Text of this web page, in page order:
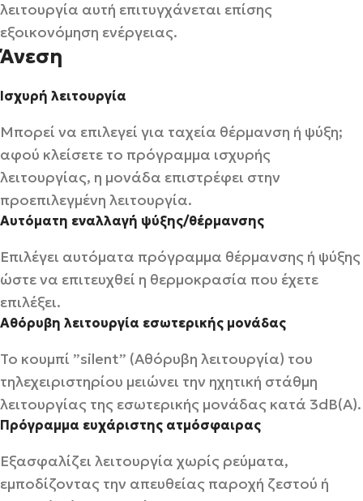
λειτουργία αυτή επιτυγχάνεται επίσης
εξοικονόμηση ενέργειας.
Άνεση
Ισχυρή λειτουργία
Μπορεί να επιλεγεί για ταχεία θέρμανση ή ψύξη;
αφού κλείσετε το πρόγραμμα ισχυρής
λειτουργίας, η μονάδα επιστρέφει στην
προεπιλεγμένη λειτουργία.
Αυτόματη εναλλαγή ψύξης/θέρμανσης
Επιλέγει αυτόματα πρόγραμμα θέρμανσης ή ψύξης
ώστε να επιτευχθεί η θερμοκρασία που έχετε
επιλέξει.
Αθόρυβη λειτουργία εσωτερικής μονάδας
Το κουμπί ”silent” (Αθόρυβη λειτουργία) του
τηλεχειριστηρίου μειώνει την ηχητική στάθμη
λειτουργίας της εσωτερικής μονάδας κατά 3dB(A).
Πρόγραμμα ευχάριστης ατμόσφαιρας
Εξασφαλίζει λειτουργία χωρίς ρεύματα,
εμποδίζοντας την απευθείας παροχή ζεστού ή